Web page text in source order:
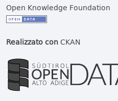
Open Knowledge Foundation
Realizzato conCKAN